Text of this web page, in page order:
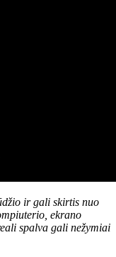
ir gali skirtis nuo
ekrano
spalva gali nežymiai